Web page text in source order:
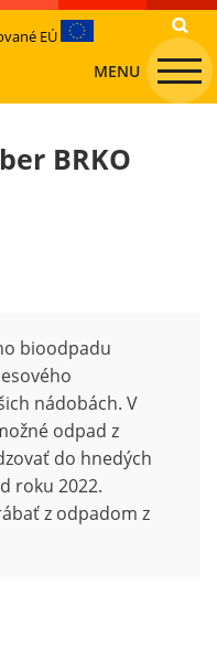
EÚ
MENU
BRKO
bioodpadu
nádobách. V
odpad z
do hnedých
roku 2022.
z odpadom z